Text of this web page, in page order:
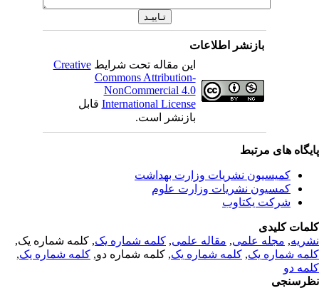
بازنشر اطلاعات
این مقاله تحت شرایطCreative
Commons Attribution-
NonCommercial 4.0
International Licenseقابل
بازنشر است.
های مرتبط
کمیسیون نشریات وزارت بهداشت
کمسیون نشریات وزارت علوم
شرکت یکتاوب
کلیدی
,مجله علمی, مقاله علمی, کلمه شماره یک, کلمه شماره یک,
شماره یک,کلمه شماره یک, کلمه شماره دو,کلمه شماره یک,
دو